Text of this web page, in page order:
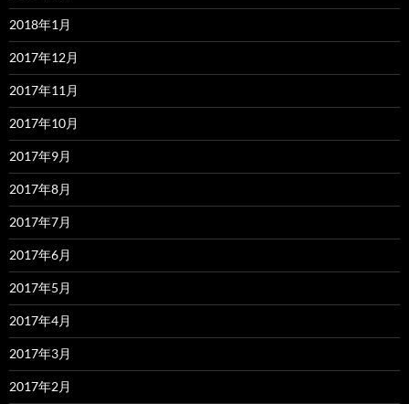
2018年1月
2017年12月
2017年11月
2017年10月
2017年9月
2017年8月
2017年7月
2017年6月
2017年5月
2017年4月
2017年3月
2017年2月